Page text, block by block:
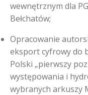
wewnętrznym dla
Bełchatów;
Opracowanie
eksport cyfrowy do
Polski „pierwszy
występowania i
wybranych arkuszy